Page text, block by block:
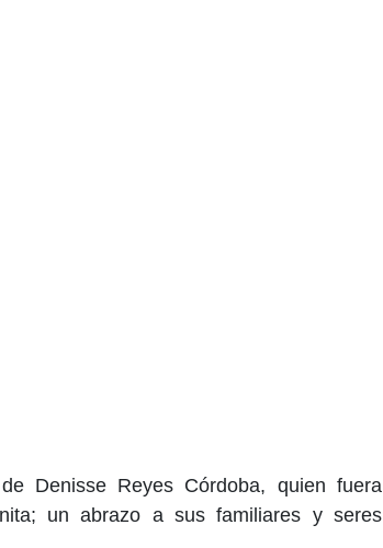
Denisse Reyes Córdoba, quien fuera
un abrazo a sus familiares y seres